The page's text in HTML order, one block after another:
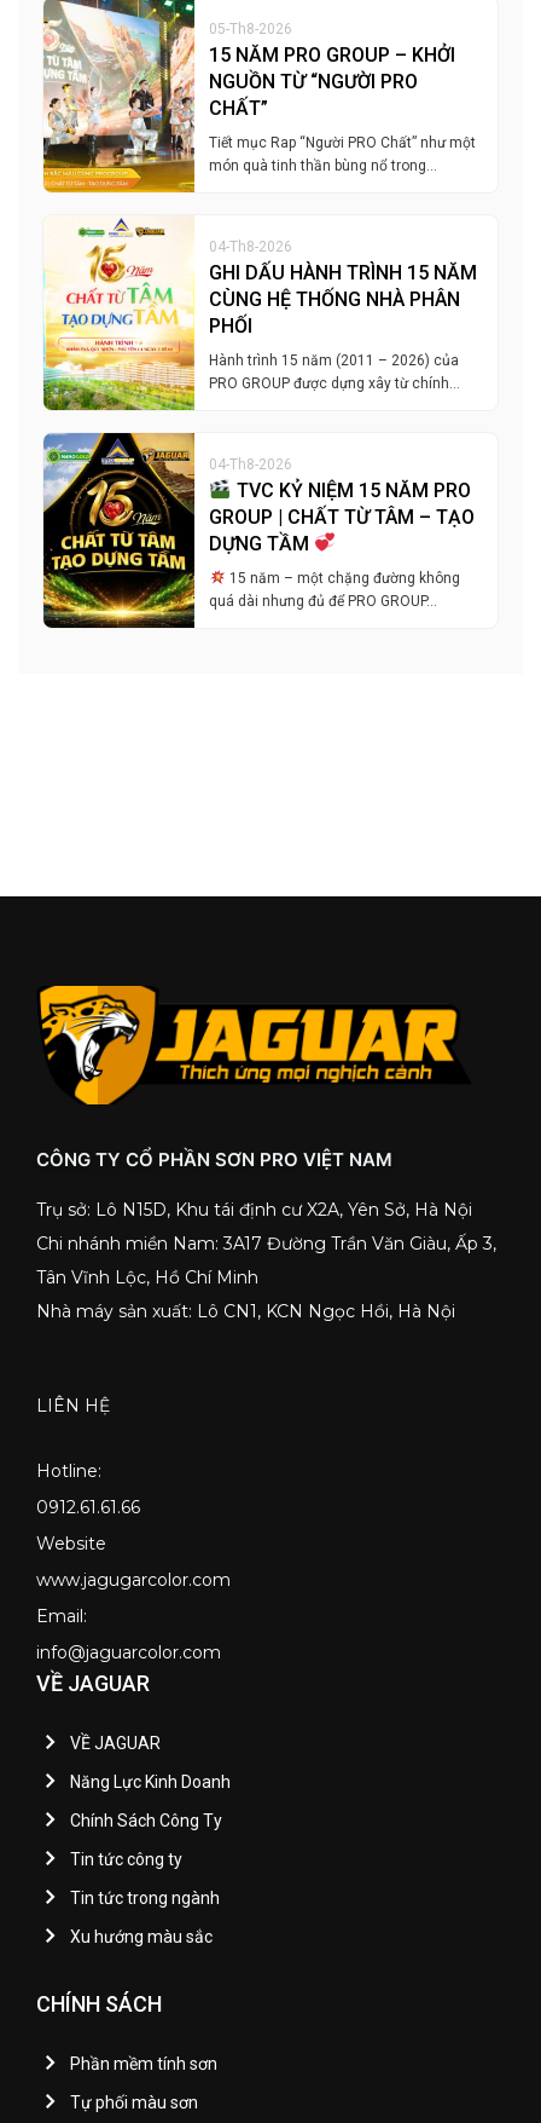
05-Th8-2026
15 NĂM PRO GROUP – KHỞI
NGUỒN TỪ “NGƯỜI PRO
CHẤT”
Tiết mục Rap “Người PRO Chất” như một
món quà tinh thần bùng nổ trong…
04-Th8-2026
GHI DẤU HÀNH TRÌNH 15 NĂM
CÙNG HỆ THỐNG NHÀ PHÂN
PHỐI
Hành trình 15 năm (2011 – 2026) của
PRO GROUP được dựng xây từ chính…
04-Th8-2026
TVC KỶ NIỆM 15 NĂM PRO
GROUP | CHẤT TỪ TÂM – TẠO
DỰNG TẦM
15 năm – một chặng đường không
quá dài nhưng đủ để PRO GROUP…
CÔNG TY CỔ PHẦN SƠN PRO VIỆT NAM
Trụ sở: Lô N15D, Khu tái định cư X2A, Yên Sở, Hà Nội
Chi nhánh miền Nam: 3A17 Đường Trần Văn Giàu, Ấp 3,
Tân Vĩnh Lộc, Hồ Chí Minh
Nhà máy sản xuất: Lô CN1, KCN Ngọc Hồi, Hà Nội
LIÊN HỆ
Hotline:
0912.61.61.66
Website
www.jagugarcolor.com
Email:
info@jaguarcolor.com
VỀ JAGUAR
VỀ JAGUAR
Năng Lực Kinh Doanh
Chính Sách Công Ty
Tin tức công ty
Tin tức trong ngành
Xu hướng màu sắc
CHÍNH SÁCH
Phần mềm tính sơn
Tự phối màu sơn